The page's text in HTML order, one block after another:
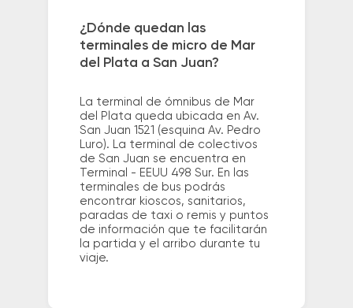
¿Dónde quedan las
terminales de micro de Mar
del Plata a San Juan?
La terminal de ómnibus de Mar
del Plata queda ubicada en Av.
San Juan 1521 (esquina Av. Pedro
Luro). La terminal de colectivos
de San Juan se encuentra en
Terminal - EEUU 498 Sur. En las
terminales de bus podrás
encontrar kioscos, sanitarios,
paradas de taxi o remis y puntos
de información que te facilitarán
la partida y el arribo durante tu
viaje.